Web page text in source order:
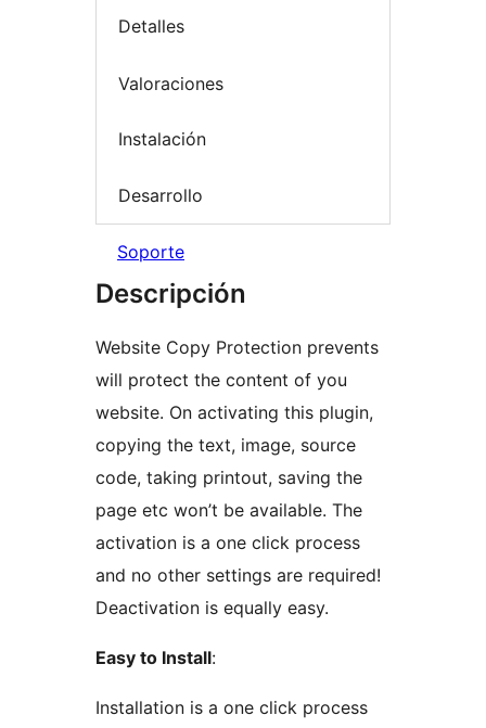
Detalles
Valoraciones
Instalación
Desarrollo
Soporte
Descripción
Website Copy Protection prevents
will protect the content of you
website. On activating this plugin,
copying the text, image, source
code, taking printout, saving the
page etc won’t be available. The
activation is a one click process
and no other settings are required!
Deactivation is equally easy.
Easy to Install:
Installation is a one click process